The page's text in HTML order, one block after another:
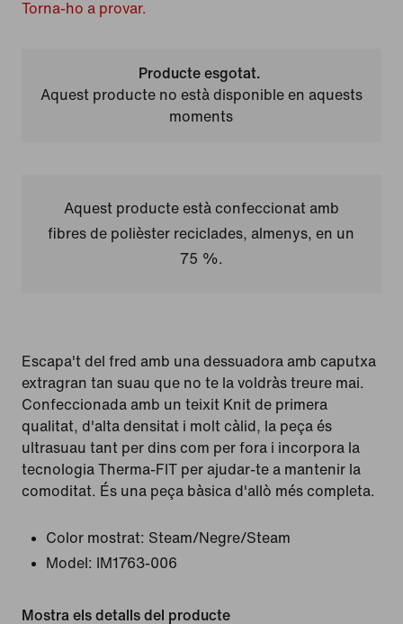
Torna-ho a provar.
Producte esgotat.
Aquest producte no està disponible en aquests
moments
Aquest producte està confeccionat amb
fibres de polièster reciclades, almenys, en un
75 %.
Escapa't del fred amb una dessuadora amb caputxa
extragran tan suau que no te la voldràs treure mai.
Confeccionada amb un teixit Knit de primera
qualitat, d'alta densitat i molt càlid, la peça és
ultrasuau tant per dins com per fora i incorpora la
tecnologia Therma-FIT per ajudar-te a mantenir la
comoditat. És una peça bàsica d'allò més completa.
Color mostrat: Steam/Negre/Steam
Model:
IM1763-006
Mostra els detalls del producte